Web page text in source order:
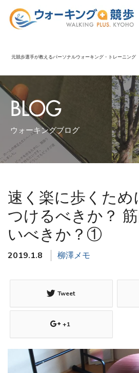
元競歩選手が教えるパーソナルウォーキング・トレーニング
BLOG
ウォーキングブログ
速く楽に歩くため
つけるべきか？
いべきか？①
2019.1.8 柳澤メモ
Tweet
+1